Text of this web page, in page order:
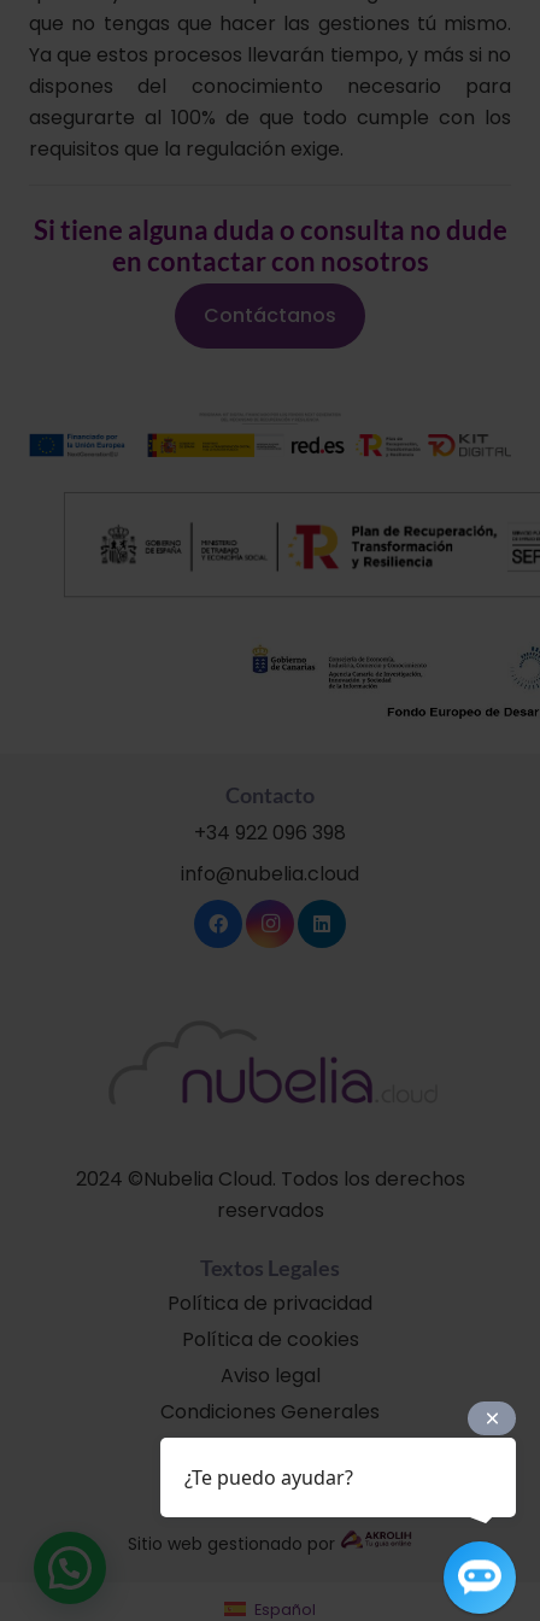
que no tengas que hacer las gestiones tú mismo.
Ya que estos procesos llevarán tiempo, y más si no
dispones del conocimiento necesario para
asegurarte al 100% de que todo cumple con los
requisitos que la regulación exige.
Si tiene alguna duda o consulta no dude
en contactar con nosotros
Contáctanos
Contacto
+34 922 096 398
info@nubelia.cloud
2024 ©Nubelia Cloud. Todos los derechos
reservados
Textos Legales
Política de privacidad
Política de cookies
Aviso legal
Condiciones Generales
Sitio web gestionado por
Español
¿Te puedo ayudar?